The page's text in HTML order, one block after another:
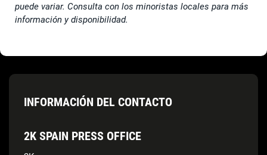
puede variar. Consulta con los minoristas locales para más
información y disponibilidad.
INFORMACIÓN DEL CONTACTO
2K SPAIN PRESS OFFICE